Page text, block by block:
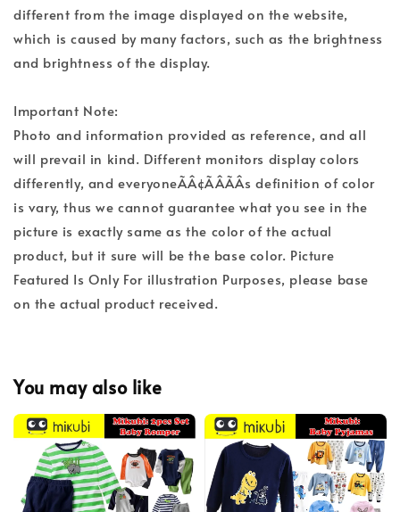
different from the image displayed on the website,
which is caused by many factors, such as the brightness
and brightness of the display.
Important Note:
Photo and information provided as reference, and all
will prevail in kind. Different monitors display colors
differently, and everyoneÃÂ¢ÃÂÃÂs definition of color
is vary, thus we cannot guarantee what you see in the
picture is exactly same as the color of the actual
product, but it sure will be the base color. Picture
Featured Is Only For illustration Purposes, please base
on the actual product received.
You may also like